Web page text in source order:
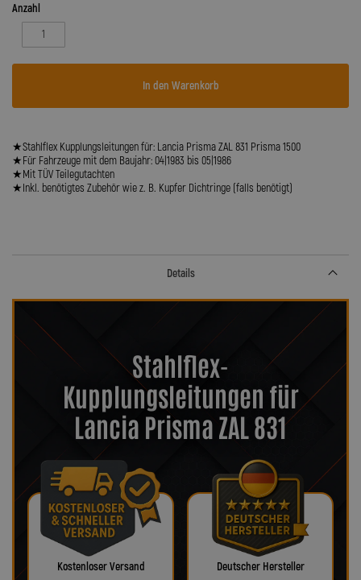
Anzahl
In den Warenkorb
★Stahlflex Kupplungsleitungen für: Lancia Prisma ZAL 831 Prisma 1500
★Für Fahrzeuge mit dem Baujahr: 04|1983 bis 05|1986
★Mit TÜV Teilegutachten
★Inkl. benötigtes Zubehör wie z. B. Kupfer Dichtringe (falls benötigt)
Details
Stahlflex-
Kupplungsleitungen für
Lancia Prisma ZAL 831
Kostenloser Versand
Deutscher Hersteller